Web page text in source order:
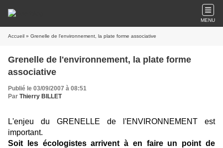
MENU
Accueil » Grenelle de l'environnement, la plate forme associative
Grenelle de l'environnement, la plate forme
associative
Publié le 03/09/2007 à 08:51
Par Thierry BILLET
L'enjeu du GRENELLE de l'ENVIRONNEMENT est
important.
Soit les écologistes arrivent à en faire un point de